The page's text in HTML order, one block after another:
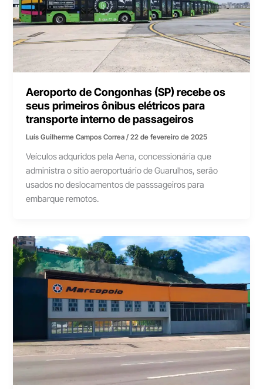
Aeroporto de Congonhas (SP) recebe os
seus primeiros ônibus elétricos para
transporte interno de passageiros
Luís Guilherme Campos Correa/22 de fevereiro de 2025
Veículos adquridos pela Aena, concessionária que
administra o sítio aeroportuário de Guarulhos, serão
usados no deslocamentos de passsageiros para
embarque remotos.